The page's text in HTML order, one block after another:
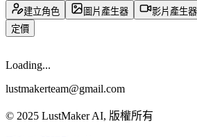
建立角色
圖片產生器
影片產生器
定價
Loading...
lustmakerteam@gmail.com
© 2025 LustMaker AI, 版權所有